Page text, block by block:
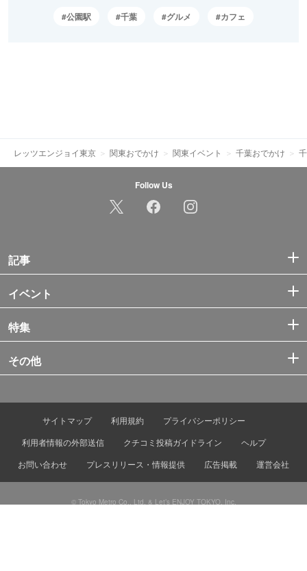
公園駅 千葉 グルメ カフェ
レッツエンジョイ東京 関東おでかけ 関東イベント 千葉おでかけ
Follow Us
記事
イベント
特集
その他
サイトマップ 利用規約
プライバシーポリシー
利用者情報の外部送信
クチコミ投稿ガイドライン
ヘルプ
お問い合わせ
プレスリリース・情報提供 広告掲載 運営会社
© Tokyo Metro Co., Ltd. & Let’s ENJOY TOKYO, Inc.